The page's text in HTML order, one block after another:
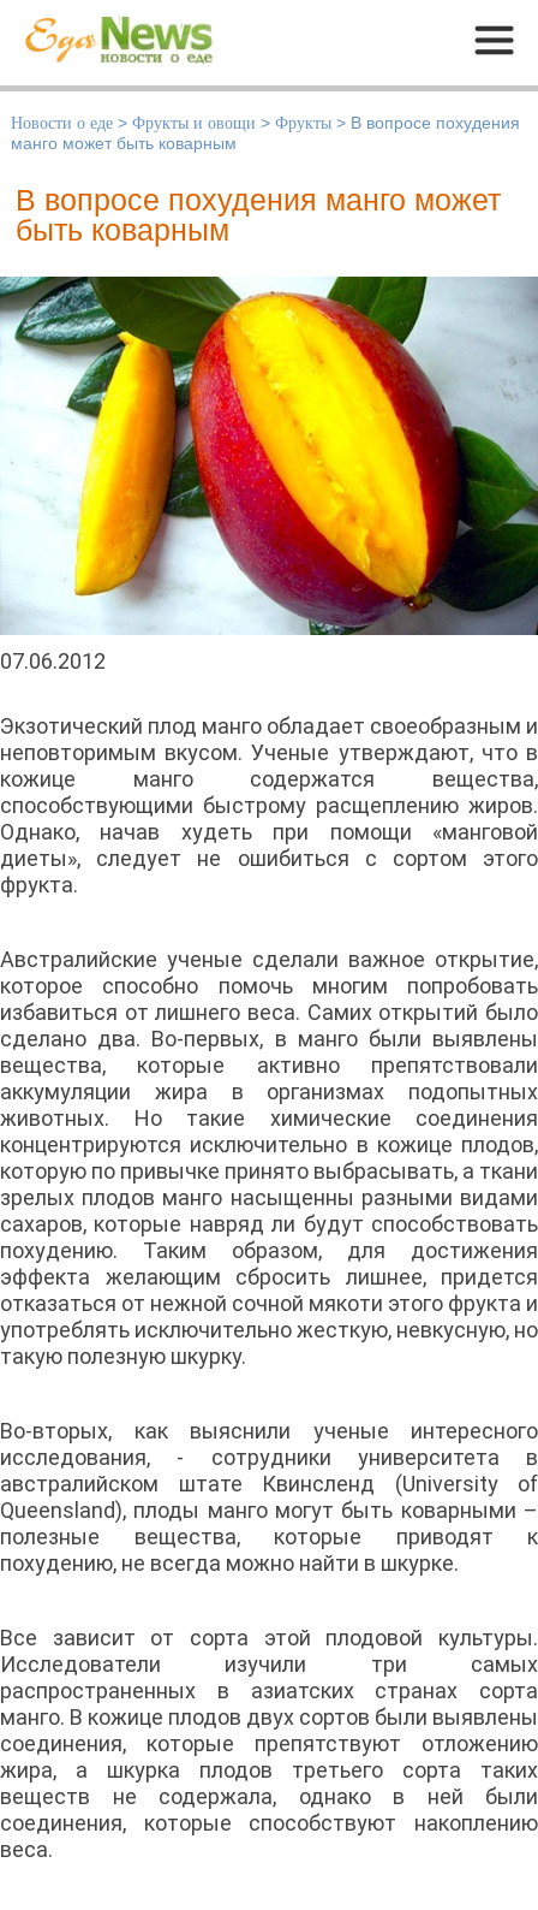
Меню
Новости о еде > Фрукты и овощи > Фрукты > В вопросе похудения
манго может быть коварным
В вопросе похудения манго может
быть коварным
07.06.2012
Экзотический плод манго обладает своеобразным и
неповторимым вкусом. Ученые утверждают, что в
кожице манго содержатся вещества,
способствующими быстрому расщеплению жиров.
Однако, начав худеть при помощи «манговой
диеты», следует не ошибиться с сортом этого
фрукта.
Австралийские ученые сделали важное открытие,
которое способно помочь многим попробовать
избавиться от лишнего веса. Самих открытий было
сделано два. Во-первых, в манго были выявлены
вещества, которые активно препятствовали
аккумуляции жира в организмах подопытных
животных. Но такие химические соединения
концентрируются исключительно в кожице плодов,
которую по привычке принято выбрасывать, а ткани
зрелых плодов манго насыщенны разными видами
сахаров, которые навряд ли будут способствовать
похудению. Таким образом, для достижения
эффекта желающим сбросить лишнее, придется
отказаться от нежной сочной мякоти этого фрукта и
употреблять исключительно жесткую, невкусную, но
такую полезную шкурку.
Во-вторых, как выяснили ученые интересного
исследования, - сотрудники университета в
австралийском штате Квинсленд (University of
Queensland), плоды манго могут быть коварными –
полезные вещества, которые приводят к
похудению, не всегда можно найти в шкурке.
Все зависит от сорта этой плодовой культуры.
Исследователи изучили три самых
распространенных в азиатских странах сорта
манго. В кожице плодов двух сортов были выявлены
соединения, которые препятствуют отложению
жира, а шкурка плодов третьего сорта таких
веществ не содержала, однако в ней были
соединения, которые способствуют накоплению
веса.